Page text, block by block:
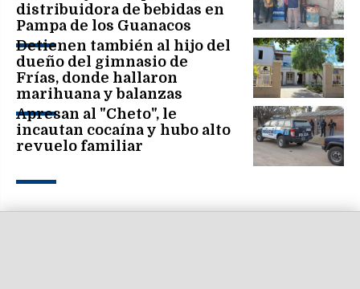
distribuidora de bebidas en
Pampa de los Guanacos
Detienen también al hijo del
dueño del gimnasio de
Frías, donde hallaron
marihuana y balanzas
Apresan al "Cheto", le
incautan cocaína y hubo alto
revuelo familiar